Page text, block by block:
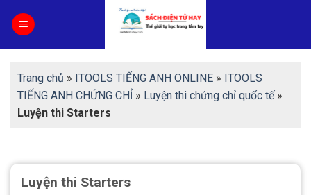
Trang chủ » ITOOLS TIẾNG ANH ONLINE » ITOOLS
TIẾNG ANH CHỨNG CHỈ » Luyện thi chứng chỉ quốc tế»
Luyện thi Starters
Luyện thi Starters